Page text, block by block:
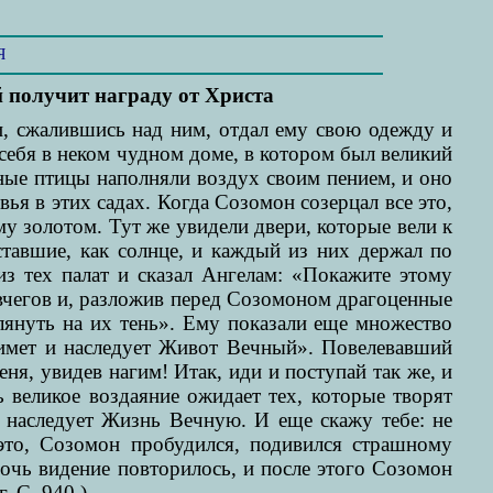
награду от Христа
сжалившись над ним, отдал ему свою одежду и
в неком чудном доме, в котором был великий
птицы наполняли воздух своим пением, и оно
в этих садах. Когда Созомон созерцал все это,
Тут же увидели двери, которые вели к
как солнце, и каждый из них держал по
палат и сказал Ангелам: «Покажите этому
и, разложив перед Созомоном драгоценные
на их тень». Ему показали еще множество
и наследует Живот Вечный». Повелевавший
увидев нагим! Итак, иди и поступай так же, и
воздаяние ожидает тех, которые творят
Жизнь Вечную. И еще скажу тебе: не
Созомон пробудился, подивился страшному
видение повторилось, и после этого Созомон